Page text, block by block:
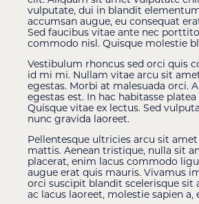
vulputate, dui in blandit
accumsan augue, eu consequat
Sed faucibus vitae ante nec
commodo nisl. Quisque molestie
Vestibulum rhoncus sed orci quis
id mi mi. Nullam vitae arcu sit
egestas. Morbi at malesuada orci.
egestas est. In hac habitasse
Quisque vitae ex lectus. Sed
nunc gravida laoreet.
Pellentesque ultricies arcu sit
mattis. Aenean tristique, nulla sit
placerat, enim lacus commodo
augue erat quis mauris. Vivamus
orci suscipit blandit scelerisque sit
ac lacus laoreet, molestie sapien